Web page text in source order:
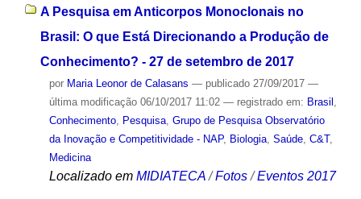
A Pesquisa em Anticorpos Monoclonais no
Brasil: O que Está Direcionando a Produção de
Conhecimento? - 27 de setembro de 2017
por Maria Leonor de Calasans — publicado27/09/2017 —
última modificação06/10/2017 11:02 — registrado em: Brasil
Conhecimento, Pesquisa, Grupo de Pesquisa Observatório
da Inovação e Competitividade - NAP, Biologia, Saúde, C&T,
Medicina
Localizado em MIDIATECA /Fotos /Eventos 2017